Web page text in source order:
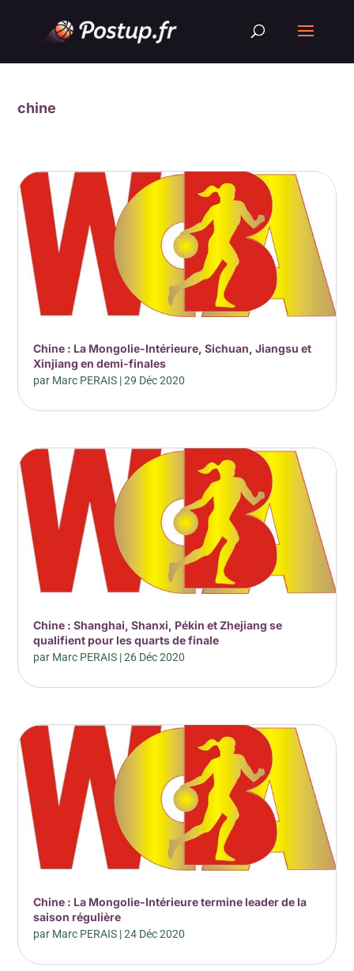
chine
Chine : La Mongolie-Intérieure, Sichuan, Jiangsu et
Xinjiang en demi-finales
par Marc PERAIS |29 Déc 2020
Chine : Shanghai, Shanxi, Pékin et Zhejiang se
qualifient pour les quarts de finale
par Marc PERAIS |26 Déc 2020
Chine : La Mongolie-Intérieure termine leader de la
saison régulière
par Marc PERAIS |24 Déc 2020